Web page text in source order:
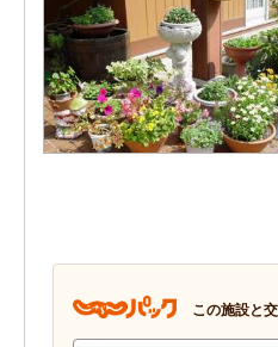
この施設と